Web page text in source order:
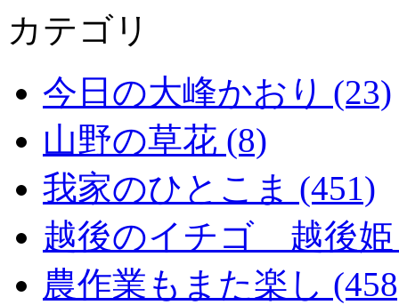
カテゴリ
今日の大峰かおり (23)
山野の草花 (8)
我家のひとこま (451)
越後のイチゴ 越後姫
農作業もまた楽し